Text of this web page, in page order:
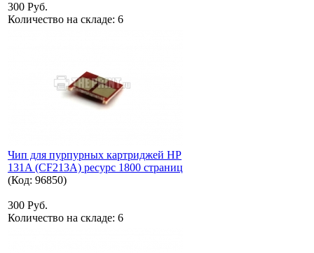
300 Руб.
Количество на складе: 6
Чип для пурпурных картриджей HP
131A (CF213A) ресурс 1800 страниц
(Код: 96850)
300 Руб.
Количество на складе: 6